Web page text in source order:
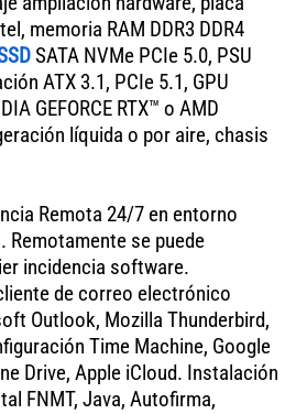
memoria RAM DDR3 DDR4
SATA NVMe PCIe 5.0, PSU
ATX 3.1, PCIe 5.1, GPU
GEFORCE RTX™ o AMD
líquida o por aire, chasis
Remota 24/7 en entorno
Remotamente se puede
incidencia software.
de correo electrónico
Outlook, Mozilla Thunderbird,
Time Machine, Google
Drive, Apple iCloud. Instalación
FNMT, Java, Autofirma,